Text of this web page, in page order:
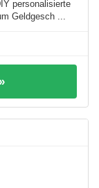
personalisierte
Geldgesch ...